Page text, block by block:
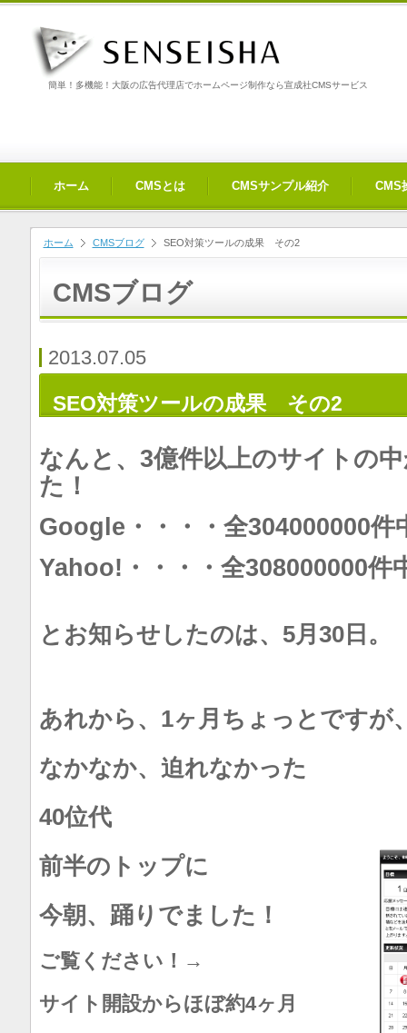
簡単！多機能！大阪の広告代理店でホームページ制作なら宣成社CMSサービス
ホーム CMSとは CMSサンプル紹介 CMS
ホーム CMSブログ SEO対策ツールの成果 その2
CMSブログ
2013.07.05
SEO対策ツールの成果 その2
なんと、3億件以上のサイトの
た！
Google・・・・全304000000件
Yahoo!・・・・全308000000件
とお知らせしたのは、5月30日。
あれから、1ヶ月ちょっとですが
なかなか、迫れなかった
40位代
前半のトップに
今朝、踊りでました！
ご覧ください！→
サイト開設からほぼ約4ヶ月